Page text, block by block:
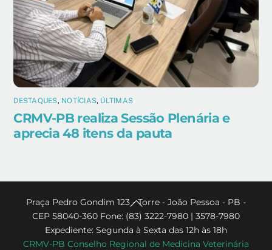
DESTAQUES, NOTÍCIAS, ÚLTIMAS
CRMV-PB realiza Sessão Plenária e
aprecia 48 itens da pauta
Back
To
Top
Praça Pedro Gondim 123 - Torre - João Pessoa - PB -
CEP 58040-360 Fone: (83) 3222-7980 | 3578-7980
Expediente: Segunda à Sexta das 12h às 18h
CRMV-PB Conselho Regional de Medicina Veterinária